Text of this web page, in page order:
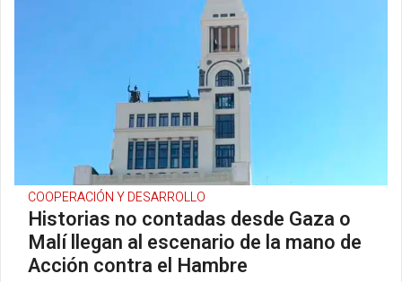
COOPERACIÓN Y DESARROLLO
Historias no contadas desde Gaza o
Malí llegan al escenario de la mano de
Acción contra el Hambre